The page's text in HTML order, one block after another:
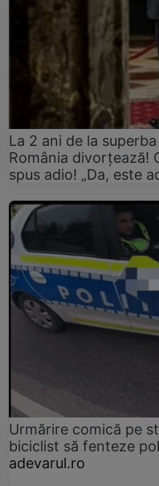
La 2 ani de la
România divorțează!
spus adio! „Da, este
Urmărire comică pe
biciclist să fenteze
adevarul.ro